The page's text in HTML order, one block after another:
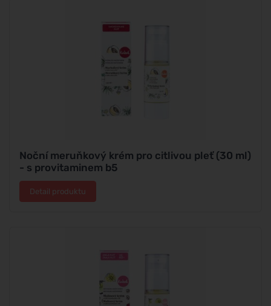
Noční meruňkový krém pro citlivou pleť (30 ml)
- s provitaminem b5
Detail produktu